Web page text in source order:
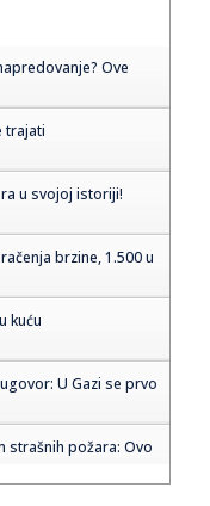
Ove
trajati
u svojoj istoriji!
brzine, 1.500 u
kuću
U Gazi se prvo
strašnih požara: Ovo